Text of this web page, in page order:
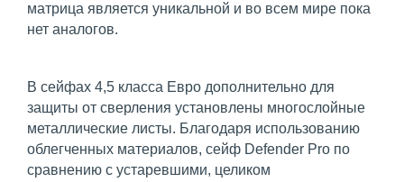
матрица является уникальной и во всем мире пока
нет аналогов.
В сейфах 4,5 класса Евро дополнительно для
защиты от сверления установлены многослойные
металлические листы. Благодаря использованию
облегченных материалов, сейф Defender Pro по
сравнению с устаревшими, целиком